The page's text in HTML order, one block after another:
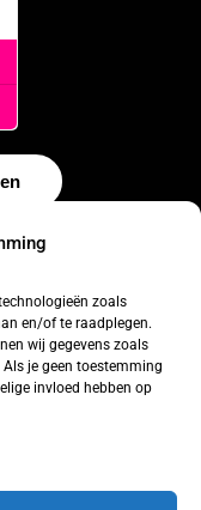
zoals
en/of te raadplegen.
wij gegevens zoals
je geen toestemming
invloed hebben op